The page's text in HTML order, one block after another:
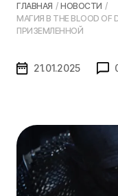
ГЛАВНАЯ / НОВОСТИ /
МАГИЯ В THE BLOOD OF
ПРИЗЕМЛЕННОЙ
21.01.2025